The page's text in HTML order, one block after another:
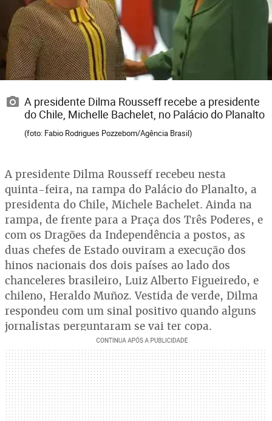
A presidente Dilma Rousseff recebe a presidente
do Chile, Michelle Bachelet, no Palácio do Planalto
(foto: Fabio Rodrigues Pozzebom/Agência Brasil)
A presidente Dilma Rousseff recebeu nesta
quinta-feira, na rampa do Palácio do Planalto, a
presidenta do Chile, Michele Bachelet. Ainda na
rampa, de frente para a Praça dos Três Poderes, e
com os Dragões da Independência a postos, as
duas chefes de Estado ouviram a execução dos
hinos nacionais dos dois países ao lado dos
chanceleres brasileiro, Luiz Alberto Figueiredo, e
chileno, Heraldo Muñoz. Vestida de verde, Dilma
respondeu com um sinal positivo quando alguns
jornalistas perguntaram se vai ter copa.